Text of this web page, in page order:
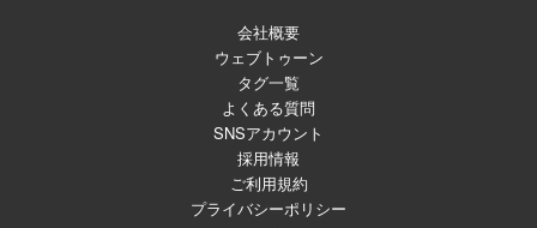
会社概要
ウェブトゥーン
タグ一覧
よくある質問
SNSアカウント
採用情報
ご利用規約
プライバシーポリシー